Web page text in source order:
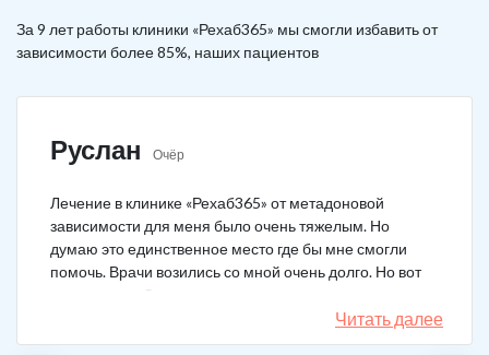
За 9 лет работы клиники «Рехаб365» мы смогли избавить от
зависимости более 85%, наших пациентов
Руслан Очёр
Лечение в клинике «Рехаб365» от метадоновой
зависимости для меня было очень тяжелым. Но
думаю это единственное место где бы мне смогли
помочь. Врачи возились со мной очень долго. Но вот
теперь я уже 5 месяцев не принимаю наркотики.
Читать далее